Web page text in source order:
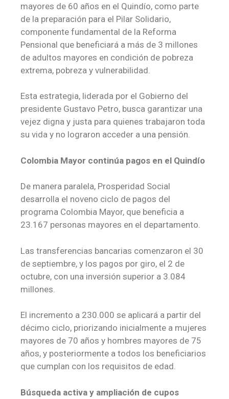
mayores de 60 años en el Quindío, como parte
de la preparación para el Pilar Solidario,
componente fundamental de la Reforma
Pensional que beneficiará a más de 3 millones
de adultos mayores en condición de pobreza
extrema, pobreza y vulnerabilidad.
Esta estrategia, liderada por el Gobierno del
presidente Gustavo Petro, busca garantizar una
vejez digna y justa para quienes trabajaron toda
su vida y no lograron acceder a una pensión.
Colombia Mayor continúa pagos en el Quindío
De manera paralela, Prosperidad Social
desarrolla el noveno ciclo de pagos del
programa Colombia Mayor, que beneficia a
23.167 personas mayores en el departamento.
Las transferencias bancarias comenzaron el 30
de septiembre, y los pagos por giro, el 2 de
octubre, con una inversión superior a 3.084
millones.
El incremento a 230.000 se aplicará a partir del
décimo ciclo, priorizando inicialmente a mujeres
mayores de 70 años y hombres mayores de 75
años, y posteriormente a todos los beneficiarios
que cumplan con los requisitos de edad.
Búsqueda activa y ampliación de cupos